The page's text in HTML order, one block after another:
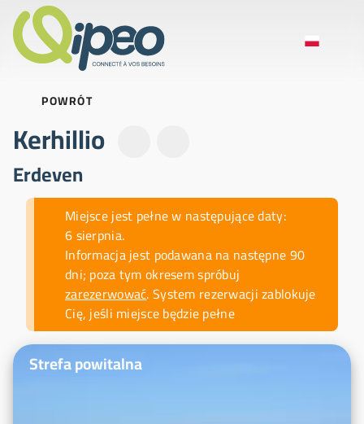
POWRÓT
Kerhillio
Erdeven
Aktualności
Miejsce jest pełne w następujące daty:
6 sierpnia.
Informacja jest podawana na następne 90
dni; poza tym okresem spróbuj
zarezerwować. System rezerwacji zablokuje
Cię, jeśli miejsce będzie pełne
Zdjęcia ilustracyjne
Strefa powitalna